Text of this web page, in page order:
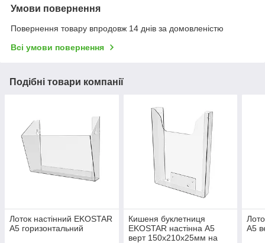
Умови повернення
Повернення товару впродовж 14 днів за домовленістю
Всі умови повернення
Подібні товари компанії
Лоток настінний EKOSTAR
А5 горизонтальний
Кишеня буклетниця
EKOSTAR настінна А5
верт 150х210х25мм на
А5